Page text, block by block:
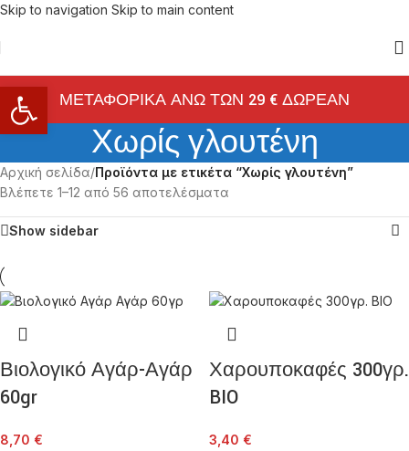
Skip to navigation Skip to main content
ΜΕΤΑΦΟΡΙΚΑ ΑΝΩ ΤΩΝ 29 € ΔΩΡΕΑΝ
Χωρίς γλουτένη
Αρχική σελίδα/Προϊόντα με ετικέτα “Χωρίς γλουτένη”
Βλέπετε 1–12 από 56 αποτελέσματα
Show sidebar
Βιολογικό Αγάρ-Αγάρ
60gr
8,70 €
Χαρουποκαφές 300γρ.
BIO
3,40 €
Ανοίξτε τη γραμμή εργαλείων